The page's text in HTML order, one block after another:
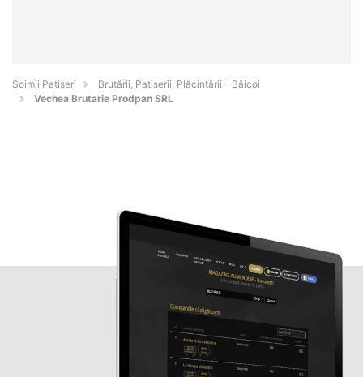
Șoimii Patiseri
Brutării, Patiserii, Plăcintării - Băicoi
Vechea Brutarie Prodpan SRL